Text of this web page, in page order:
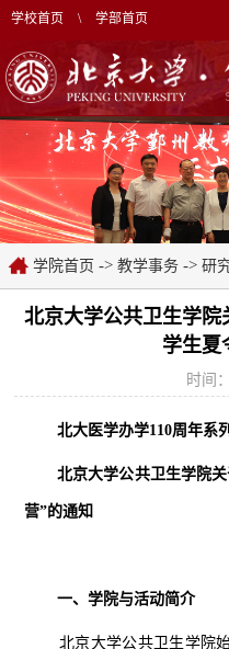
学校首页 \ 学部首页
学院首页 -> 教学事务 -> 研
北京大学公共卫生学院
学生夏
时间
北大医学办学110周年系
北京大学公共卫生学院
营”的通知
一、学院与活动简介
北京大学公共卫生学院